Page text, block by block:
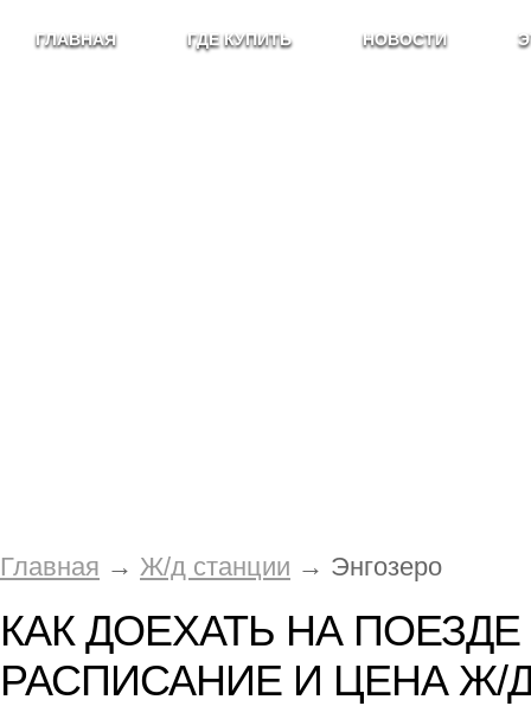
ГЛАВНАЯ ГДЕ КУПИТЬ НОВОСТИ
Главная → Ж/д станции → Энгозеро
КАК ДОЕХАТЬ НА
РАСПИСАНИЕ И ЦЕНА Ж/